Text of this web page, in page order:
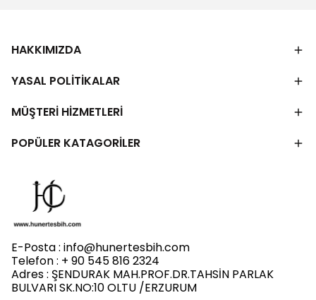
HAKKIMIZDA
YASAL POLİTİKALAR
MÜŞTERİ HİZMETLERİ
POPÜLER KATAGORİLER
E-Posta : info@hunertesbih.com
Telefon : + 90 545 816 2324
Adres : ŞENDURAK MAH.PROF.DR.TAHSİN PARLAK
BULVARI SK.NO:10 OLTU /ERZURUM